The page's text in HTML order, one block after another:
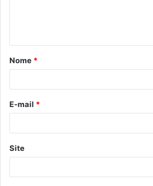
Nome *
E-mail *
Site